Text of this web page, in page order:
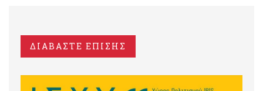
ΔΙΑΒΑΣΤΕ ΕΠΙΣΗΣ